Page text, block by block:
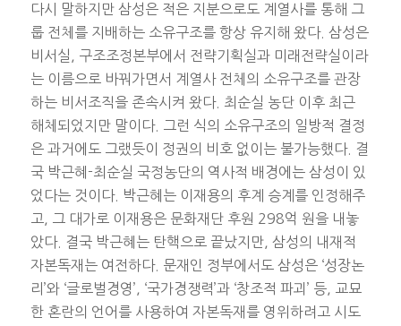
다시 말하지만 삼성은 적은 지분으로도 계열사를 통해 그
룹 전체를 지배하는 소유구조를 항상 유지해 왔다. 삼성은
비서실, 구조조정본부에서 전략기획실과 미래전략실이라
는 이름으로 바꿔가면서 계열사 전체의 소유구조를 관장
하는 비서조직을 존속시켜 왔다. 최순실 농단 이후 최근
해체되었지만 말이다. 그런 식의 소유구조의 일방적 결정
은 과거에도 그랬듯이 정권의 비호 없이는 불가능했다. 결
국 박근혜-최순실 국정농단의 역사적 배경에는 삼성이 있
었다는 것이다. 박근혜는 이재용의 후계 승계를 인정해주
고, 그 대가로 이재용은 문화재단 후원 298억 원을 내놓
았다. 결국 박근혜는 탄핵으로 끝났지만, 삼성의 내재적
자본독재는 여전하다. 문재인 정부에서도 삼성은 ‘성장논
리’와 ‘글로벌경영’, ‘국가경쟁력’과 ‘창조적 파괴’ 등, 교묘
한 혼란의 언어를 사용하여 자본독재를 영위하려고 시도